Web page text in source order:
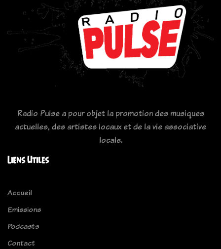
Radio Pulse a pour objet la promotion des musiques
actuelles, des artistes locaux et de la vie associative
locale.
Liens Utiles
Accueil
Emissions
Podcasts
Contact